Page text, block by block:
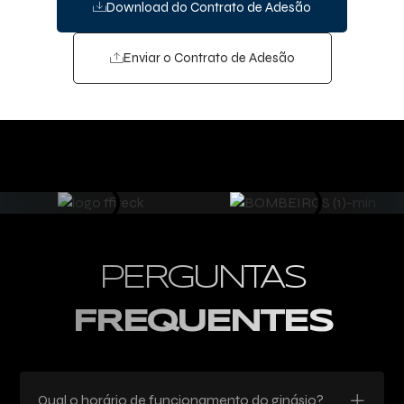
Download do Contrato de Adesão
Enviar o Contrato de Adesão
PERGUNTAS
FREQUENTES
Qual o horário de funcionamento do ginásio?